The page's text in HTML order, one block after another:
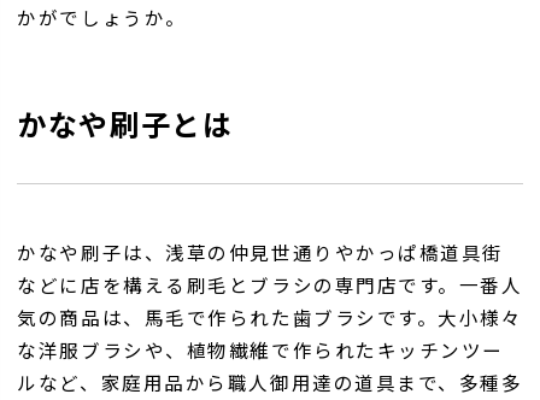
かがでしょうか。
かなや刷子とは
かなや刷子は、浅草の仲見世通りやかっぱ橋道具街
などに店を構える刷毛とブラシの専門店です。一番人
気の商品は、馬毛で作られた歯ブラシです。大小様々
な洋服ブラシや、植物繊維で作られたキッチンツー
ルなど、家庭用品から職人御用達の道具まで、多種多